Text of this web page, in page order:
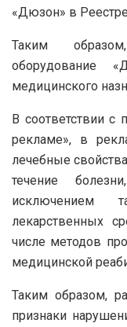
«Дюзон» в Реестре
Таким
оборудование
медицинского
В соответствии с
рекламе», в
лечебные
течение
исключением
лекарственных
числе методов
медицинской
Таким образом,
признаки